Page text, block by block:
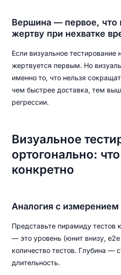
Вершина — первое, что
жертву при нехватке
Если визуальное тестирование
жертвуется первым. Но
именно то, что нельзя
чем быстрее доставка, тем
регрессии.
Визуальное
ортогонально:
конкретно
Аналогия с измерением
Представьте пирамиду тестов
— это уровень (юнит внизу,
количество тестов. Глубина —
длительность.